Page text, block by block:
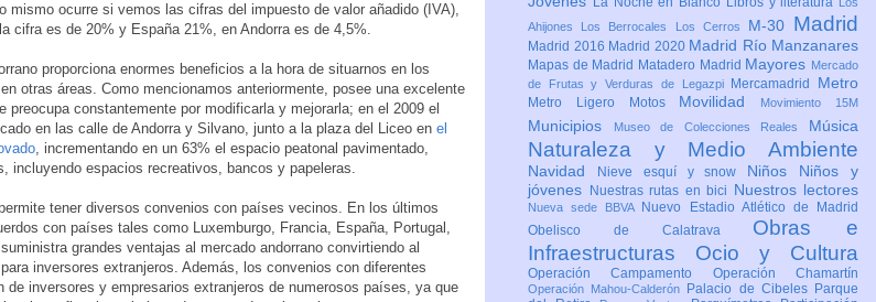
mismo ocurre si vemos las cifras del impuesto de valor añadido (IVA),
cifra es de 20% y España 21%, en Andorra es de 4,5%.
proporciona enormes beneficios a la hora de situarnos en los
otras áreas. Como mencionamos anteriormente, posee una excelente
preocupa constantemente por modificarla y mejorarla; en el 2009 el
en las calle de Andorra y Silvano, junto a la plaza del Liceo en el
, incrementando en un 63% el espacio peatonal pavimentado,
incluyendo espacios recreativos, bancos y papeleras.
tener diversos convenios con países vecinos. En los últimos
con países tales como Luxemburgo, Francia, España, Portugal,
grandes ventajas al mercado andorrano convirtiendo al
inversores extranjeros. Además, los convenios con diferentes
de inversores y empresarios extranjeros de numerosos países, ya que
Ahijones
Los Berrocales Los Cerros M-30 Madrid
Madrid 2016 Madrid 2020 Madrid Río Manzanares
Mapas de Madrid Matadero Madrid Mayores Mercado
de Frutas y Verduras de Legazpi
Mercamadrid Metro
Metro Ligero Motos Movilidad Movimiento 15M
Municipios Museo de Colecciones Reales Música
Naturaleza y Medio Ambiente
Navidad Nieve esquí y snow Niños Niños y
jóvenes
Nuestras rutas en bici Nuestros lectores
Nueva sede BBVA
Nuevo Estadio Atlético de Madrid
Obelisco de Calatrava Obras e
Infraestructuras Ocio y Cultura
Operación Campamento Operación Chamartín
Operación Mahou-Calderón Palacio de Cibeles Parque